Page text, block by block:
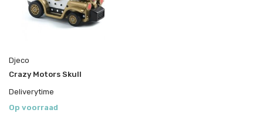
Djeco
Crazy Motors Skull
Deliverytime
Op voorraad